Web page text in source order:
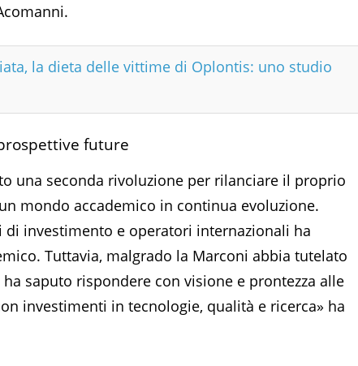
la dieta delle vittime di Oplontis: uno studio
future
una seconda rivoluzione per rilanciare il proprio
mondo accademico in continua evoluzione.
di investimento e operatori internazionali ha
Tuttavia, malgrado la Marconi abbia tutelato
saputo rispondere con visione e prontezza alle
investimenti in tecnologie, qualità e ricerca» ha